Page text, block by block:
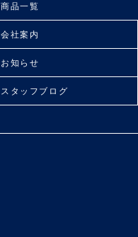
商品一覧
会社案内
お知らせ
スタッフブログ